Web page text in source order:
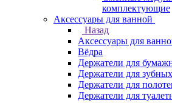
комплектующие
Аксессуары для ванной
Назад
Аксессуары для
Вёдра
Держатели для
Держатели для
Держатели для
Держатели для